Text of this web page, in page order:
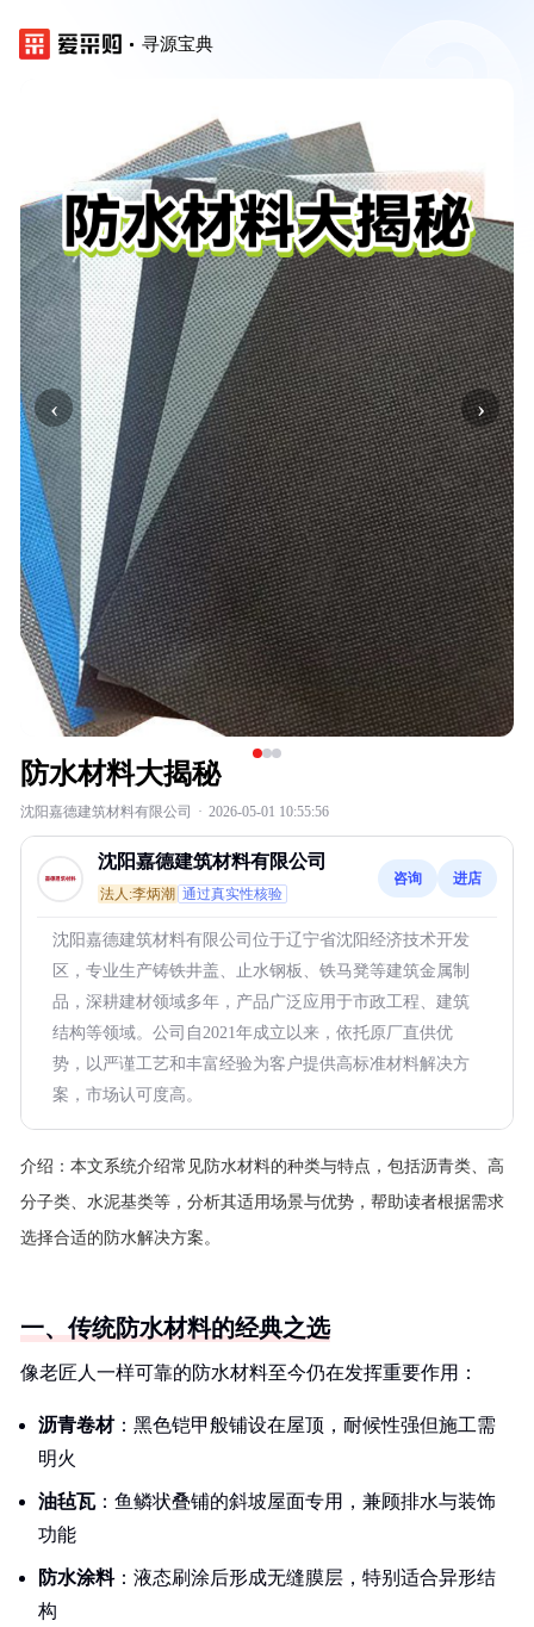
寻源宝典
‹ ›
防水材料大揭秘
沈阳嘉德建筑材料有限公司 · 2026-05-01 10:55:56
沈阳嘉德建筑材料有限公司
法人:李炳潮 通过真实性核验
咨询 进店
沈阳嘉德建筑材料有限公司位于辽宁省沈阳经济技术开发
区，专业生产铸铁井盖、止水钢板、铁马凳等建筑金属制
品，深耕建材领域多年，产品广泛应用于市政工程、建筑
结构等领域。公司自2021年成立以来，依托原厂直供优
势，以严谨工艺和丰富经验为客户提供高标准材料解决方
案，市场认可度高。
介绍： 本文系统介绍常见防水材料的种类与特点，包括沥青类、高
分子类、水泥基类等，分析其适用场景与优势，帮助读者根据需求
选择合适的防水解决方案。
一、传统防水材料的经典之选
像老匠人一样可靠的防水材料至今仍在发挥重要作用：
沥青卷材：黑色铠甲般铺设在屋顶，耐候性强但施工需
明火
油毡瓦：鱼鳞状叠铺的斜坡屋面专用，兼顾排水与装饰
功能
防水涂料：液态刷涂后形成无缝膜层，特别适合异形结
构